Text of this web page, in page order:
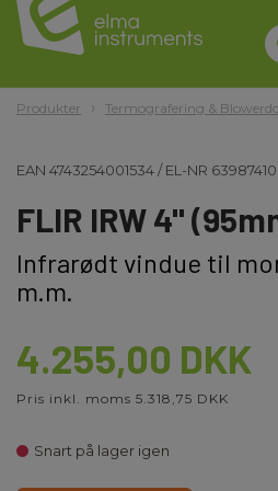
Produkter Termografering &
EAN 4743254001534/EL-NR
FLIR IRW 4"
Infrarødt vindue til
m.m.
4.255,00 DKK
Pris inkl. moms 5.318,75 DKK
Snart på lager igen